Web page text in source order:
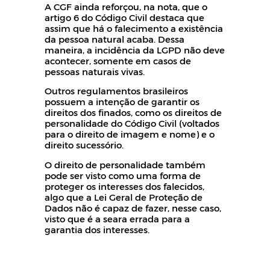
A CGF ainda reforçou, na nota, que o
artigo 6 do Código Civil destaca que
assim que há o falecimento a existência
da pessoa natural acaba. Dessa
maneira, a incidência da LGPD não deve
acontecer, somente em casos de
pessoas naturais vivas.
Outros regulamentos brasileiros
possuem a intenção de garantir os
direitos dos finados, como os direitos de
personalidade do Código Civil (voltados
para o direito de imagem e nome) e o
direito sucessório.
O direito de personalidade também
pode ser visto como uma forma de
proteger os interesses dos falecidos,
algo que a Lei Geral de Proteção de
Dados não é capaz de fazer, nesse caso,
visto que é a seara errada para a
garantia dos interesses.